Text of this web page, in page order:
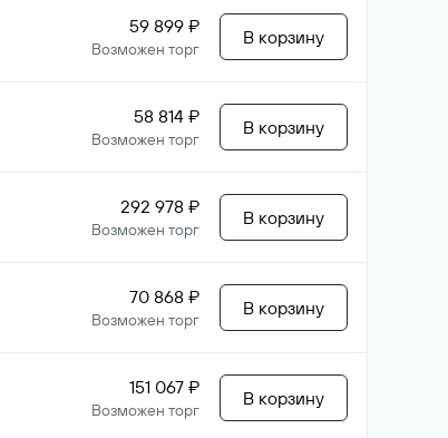
59 899 ₽
Возможен торг
В корзину
58 814 ₽
Возможен торг
В корзину
292 978 ₽
Возможен торг
В корзину
70 868 ₽
Возможен торг
В корзину
151 067 ₽
Возможен торг
В корзину